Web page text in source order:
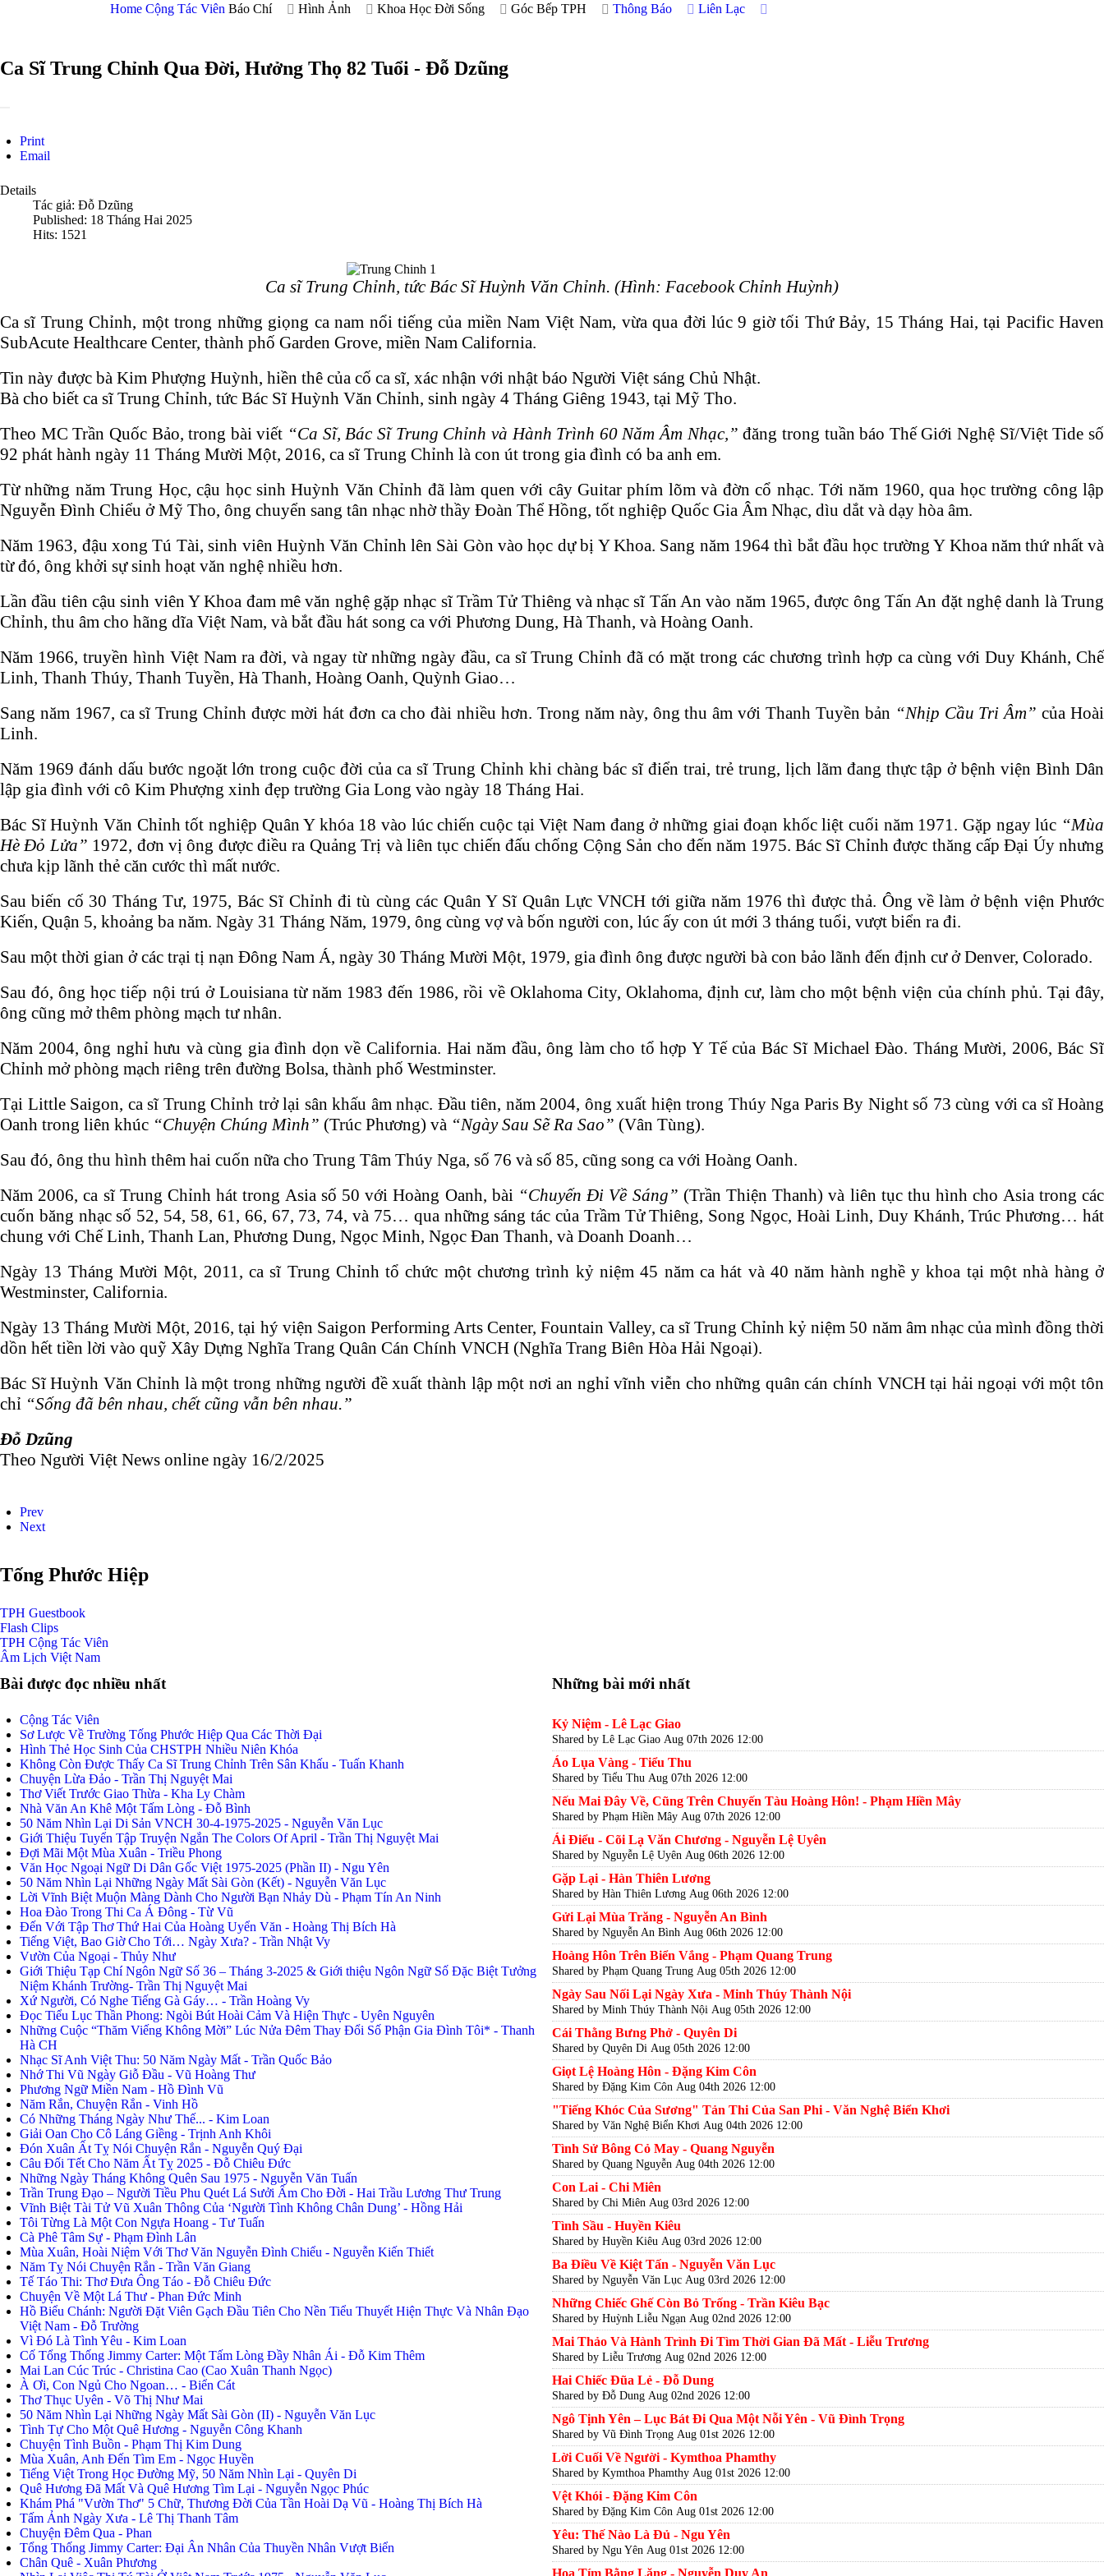
Home Cộng Tác Viên Báo Chí Hình Ảnh Khoa Học Đời Sống Góc Bếp TPH Thông Báo Liên Lạc
Ca Sĩ Trung Chỉnh Qua Đời, Hưởng Thọ 82 Tuổi - Đỗ Dzũng
Print
Email
Details
Tác giả: Đỗ Dzũng
Published: 18 Tháng Hai 2025
Hits: 1521
Ca sĩ Trung Chỉnh, tức Bác Sĩ Huỳnh Văn Chỉnh. (Hình: Facebook Chỉnh Huỳnh)
Ca sĩ Trung Chỉnh, một trong những giọng ca nam nổi tiếng của miền Nam Việt Nam, vừa qua đời lúc 9 giờ tối Thứ Bảy, 15 Tháng Hai, tại Pacific Haven
SubAcute Healthcare Center, thành phố Garden Grove, miền Nam California.
Tin này được bà Kim Phượng Huỳnh, hiền thê của cố ca sĩ, xác nhận với nhật báo Người Việt sáng Chủ Nhật.
Bà cho biết ca sĩ Trung Chỉnh, tức Bác Sĩ Huỳnh Văn Chỉnh, sinh ngày 4 Tháng Giêng 1943, tại Mỹ Tho.
Theo MC Trần Quốc Bảo, trong bài viết “Ca Sĩ, Bác Sĩ Trung Chỉnh và Hành Trình 60 Năm Âm Nhạc,” đăng trong tuần báo Thế Giới Nghệ Sĩ/Việt Tide số
92 phát hành ngày 11 Tháng Mười Một, 2016, ca sĩ Trung Chỉnh là con út trong gia đình có ba anh em.
Từ những năm Trung Học, cậu học sinh Huỳnh Văn Chỉnh đã làm quen với cây Guitar phím lõm và đờn cổ nhạc. Tới năm 1960, qua học trường công lập
Nguyễn Đình Chiểu ở Mỹ Tho, ông chuyển sang tân nhạc nhờ thầy Đoàn Thể Hồng, tốt nghiệp Quốc Gia Âm Nhạc, dìu dắt và dạy hòa âm.
Năm 1963, đậu xong Tú Tài, sinh viên Huỳnh Văn Chỉnh lên Sài Gòn vào học dự bị Y Khoa. Sang năm 1964 thì bắt đầu học trường Y Khoa năm thứ nhất và
từ đó, ông khởi sự sinh hoạt văn nghệ nhiều hơn.
Lần đầu tiên cậu sinh viên Y Khoa đam mê văn nghệ gặp nhạc sĩ Trầm Tử Thiêng và nhạc sĩ Tấn An vào năm 1965, được ông Tấn An đặt nghệ danh là Trung
Chỉnh, thu âm cho hãng dĩa Việt Nam, và bắt đầu hát song ca với Phương Dung, Hà Thanh, và Hoàng Oanh.
Năm 1966, truyền hình Việt Nam ra đời, và ngay từ những ngày đầu, ca sĩ Trung Chỉnh đã có mặt trong các chương trình hợp ca cùng với Duy Khánh, Chế
Linh, Thanh Thúy, Thanh Tuyền, Hà Thanh, Hoàng Oanh, Quỳnh Giao…
Sang năm 1967, ca sĩ Trung Chỉnh được mời hát đơn ca cho đài nhiều hơn. Trong năm này, ông thu âm với Thanh Tuyền bản “Nhịp Cầu Tri Âm” của Hoài
Linh.
Năm 1969 đánh dấu bước ngoặt lớn trong cuộc đời của ca sĩ Trung Chỉnh khi chàng bác sĩ điển trai, trẻ trung, lịch lãm đang thực tập ở bệnh viện Bình Dân
lập gia đình với cô Kim Phượng xinh đẹp trường Gia Long vào ngày 18 Tháng Hai.
Bác Sĩ Huỳnh Văn Chỉnh tốt nghiệp Quân Y khóa 18 vào lúc chiến cuộc tại Việt Nam đang ở những giai đoạn khốc liệt cuối năm 1971. Gặp ngay lúc “Mùa
Hè Đỏ Lửa” 1972, đơn vị ông được điều ra Quảng Trị và liên tục chiến đấu chống Cộng Sản cho đến năm 1975. Bác Sĩ Chỉnh được thăng cấp Đại Úy nhưng
chưa kịp lãnh thẻ căn cước thì mất nước.
Sau biến cố 30 Tháng Tư, 1975, Bác Sĩ Chỉnh đi tù cùng các Quân Y Sĩ Quân Lực VNCH tới giữa năm 1976 thì được thả. Ông về làm ở bệnh viện Phước
Kiến, Quận 5, khoảng ba năm. Ngày 31 Tháng Năm, 1979, ông cùng vợ và bốn người con, lúc ấy con út mới 3 tháng tuổi, vượt biển ra đi.
Sau một thời gian ở các trại tị nạn Đông Nam Á, ngày 30 Tháng Mười Một, 1979, gia đình ông được người bà con bảo lãnh đến định cư ở Denver, Colorado.
Sau đó, ông học tiếp nội trú ở Louisiana từ năm 1983 đến 1986, rồi về Oklahoma City, Oklahoma, định cư, làm cho một bệnh viện của chính phủ. Tại đây,
ông cũng mở thêm phòng mạch tư nhân.
Năm 2004, ông nghỉ hưu và cùng gia đình dọn về California. Hai năm đầu, ông làm cho tổ hợp Y Tế của Bác Sĩ Michael Đào. Tháng Mười, 2006, Bác Sĩ
Chỉnh mở phòng mạch riêng trên đường Bolsa, thành phố Westminster.
Tại Little Saigon, ca sĩ Trung Chỉnh trở lại sân khấu âm nhạc. Đầu tiên, năm 2004, ông xuất hiện trong Thúy Nga Paris By Night số 73 cùng với ca sĩ Hoàng
Oanh trong liên khúc “Chuyện Chúng Mình” (Trúc Phương) và “Ngày Sau Sẽ Ra Sao” (Vân Tùng).
Sau đó, ông thu hình thêm hai cuốn nữa cho Trung Tâm Thúy Nga, số 76 và số 85, cũng song ca với Hoàng Oanh.
Năm 2006, ca sĩ Trung Chỉnh hát trong Asia số 50 với Hoàng Oanh, bài “Chuyến Đi Về Sáng” (Trần Thiện Thanh) và liên tục thu hình cho Asia trong các
cuốn băng nhạc số 52, 54, 58, 61, 66, 67, 73, 74, và 75… qua những sáng tác của Trầm Tử Thiêng, Song Ngọc, Hoài Linh, Duy Khánh, Trúc Phương… hát
chung với Chế Linh, Thanh Lan, Phương Dung, Ngọc Minh, Ngọc Đan Thanh, và Doanh Doanh…
Ngày 13 Tháng Mười Một, 2011, ca sĩ Trung Chỉnh tổ chức một chương trình kỷ niệm 45 năm ca hát và 40 năm hành nghề y khoa tại một nhà hàng ở
Westminster, California.
Ngày 13 Tháng Mười Một, 2016, tại hý viện Saigon Performing Arts Center, Fountain Valley, ca sĩ Trung Chỉnh kỷ niệm 50 năm âm nhạc của mình đồng thời
dồn hết tiền lời vào quỹ Xây Dựng Nghĩa Trang Quân Cán Chính VNCH (Nghĩa Trang Biên Hòa Hải Ngoại).
Bác Sĩ Huỳnh Văn Chỉnh là một trong những người đề xuất thành lập một nơi an nghỉ vĩnh viễn cho những quân cán chính VNCH tại hải ngoại với một tôn
chỉ “Sống đã bên nhau, chết cũng vẫn bên nhau.”
Đỗ Dzũng
Theo Người Việt News online ngày 16/2/2025
Prev
Next
Tống Phước Hiệp
TPH Guestbook
Flash Clips
TPH Cộng Tác Viên
Âm Lịch Việt Nam
Bài được đọc nhiều nhất
Cộng Tác Viên
Sơ Lược Về Trường Tống Phước Hiệp Qua Các Thời Đại
Hình Thẻ Học Sinh Của CHSTPH Nhiều Niên Khóa
Không Còn Được Thấy Ca Sĩ Trung Chỉnh Trên Sân Khấu - Tuấn Khanh
Chuyện Lừa Đảo - Trần Thị Nguyệt Mai
Thơ Viết Trước Giao Thừa - Kha Ly Chàm
Nhà Văn An Khê Một Tấm Lòng - Đỗ Bình
50 Năm Nhìn Lại Di Sản VNCH 30-4-1975-2025 - Nguyễn Văn Lục
Giới Thiệu Tuyển Tập Truyện Ngắn The Colors Of April - Trần Thị Nguyệt Mai
Đợi Mãi Một Mùa Xuân - Triều Phong
Văn Học Ngoại Ngữ Di Dân Gốc Việt 1975-2025 (Phần II) - Ngu Yên
50 Năm Nhìn Lại Những Ngày Mất Sài Gòn (Kết) - Nguyễn Văn Lục
Lời Vĩnh Biệt Muộn Màng Dành Cho Người Bạn Nhảy Dù - Phạm Tín An Ninh
Hoa Đào Trong Thi Ca Á Đông - Từ Vũ
Đến Với Tập Thơ Thứ Hai Của Hoàng Uyển Văn - Hoàng Thị Bích Hà
Tiếng Việt, Bao Giờ Cho Tới… Ngày Xưa? - Trần Nhật Vy
Vườn Của Ngoại - Thủy Như
Giới Thiệu Tạp Chí Ngôn Ngữ Số 36 – Tháng 3-2025 & Giới thiệu Ngôn Ngữ Số Đặc Biệt Tưởng
Niệm Khánh Trường- Trần Thị Nguyệt Mai
Xứ Người, Có Nghe Tiếng Gà Gáy… - Trần Hoàng Vy
Đọc Tiểu Lục Thần Phong: Ngòi Bút Hoài Cảm Và Hiện Thực - Uyên Nguyên
Những Cuộc “Thăm Viếng Không Mời” Lúc Nửa Đêm Thay Đổi Số Phận Gia Đình Tôi* - Thanh
Hà CH
Nhạc Sĩ Anh Việt Thu: 50 Năm Ngày Mất - Trần Quốc Bảo
Nhớ Thi Vũ Ngày Giỗ Đầu - Vũ Hoàng Thư
Phương Ngữ Miền Nam - Hồ Đình Vũ
Năm Rắn, Chuyện Rắn - Vinh Hồ
Có Những Tháng Ngày Như Thế... - Kim Loan
Giải Oan Cho Cô Láng Giềng - Trịnh Anh Khôi
Đón Xuân Ất Tỵ Nói Chuyện Rắn - Nguyễn Quý Đại
Câu Đối Tết Cho Năm Ất Tỵ 2025 - Đỗ Chiêu Đức
Những Ngày Tháng Không Quên Sau 1975 - Nguyễn Văn Tuấn
Trần Trung Đạo – Người Tiều Phu Quét Lá Sưởi Ấm Cho Đời - Hai Trầu Lương Thư Trung
Vĩnh Biệt Tài Tử Vũ Xuân Thông Của ‘Người Tình Không Chân Dung’ - Hồng Hải
Tôi Từng Là Một Con Ngựa Hoang - Tư Tuấn
Cà Phê Tâm Sự - Phạm Đình Lân
Mùa Xuân, Hoài Niệm Với Thơ Văn Nguyễn Đình Chiểu - Nguyễn Kiến Thiết
Năm Tỵ Nói Chuyện Rắn - Trần Văn Giang
Tế Táo Thi: Thơ Đưa Ông Táo - Đỗ Chiêu Đức
Chuyện Về Một Lá Thư - Phan Đức Minh
Hồ Biểu Chánh: Người Đặt Viên Gạch Đầu Tiên Cho Nền Tiểu Thuyết Hiện Thực Và Nhân Đạo
Việt Nam - Đỗ Trường
Vì Đó Là Tình Yêu - Kim Loan
Cố Tổng Thống Jimmy Carter: Một Tấm Lòng Đầy Nhân Ái - Đỗ Kim Thêm
Mai Lan Cúc Trúc - Christina Cao (Cao Xuân Thanh Ngọc)
À Ơi, Con Ngủ Cho Ngoan… - Biển Cát
Thơ Thục Uyên - Võ Thị Như Mai
50 Năm Nhìn Lại Những Ngày Mất Sài Gòn (II) - Nguyễn Văn Lục
Tình Tự Cho Một Quê Hương - Nguyễn Công Khanh
Chuyện Tình Buồn - Phạm Thị Kim Dung
Mùa Xuân, Anh Đến Tìm Em - Ngọc Huyền
Tiếng Việt Trong Học Đường Mỹ, 50 Năm Nhìn Lại - Quyên Di
Quê Hương Đã Mất Và Quê Hương Tìm Lại - Nguyễn Ngọc Phúc
Khám Phá "Vườn Thơ" 5 Chữ, Thương Đời Của Tần Hoài Dạ Vũ - Hoàng Thị Bích Hà
Tấm Ảnh Ngày Xưa - Lê Thị Thanh Tâm
Chuyện Đêm Qua - Phan
Tổng Thống Jimmy Carter: Đại Ân Nhân Của Thuyền Nhân Vượt Biển
Chân Quê - Xuân Phương
Những bài mới nhất
Kỷ Niệm - Lê Lạc Giao
Shared by Lê Lạc Giao Aug 07th 2026 12:00
Áo Lụa Vàng - Tiểu Thu
Shared by Tiểu Thu Aug 07th 2026 12:00
Nếu Mai Đây Về, Cũng Trên Chuyến Tàu Hoàng Hôn! - Phạm Hiền Mây
Shared by Phạm Hiền Mây Aug 07th 2026 12:00
Ái Điểu - Cõi Lạ Văn Chương - Nguyễn Lệ Uyên
Shared by Nguyễn Lệ Uyên Aug 06th 2026 12:00
Gặp Lại - Hàn Thiên Lương
Shared by Hàn Thiên Lương Aug 06th 2026 12:00
Gửi Lại Mùa Trăng - Nguyễn An Bình
Shared by Nguyễn An Bình Aug 06th 2026 12:00
Hoàng Hôn Trên Biển Vắng - Phạm Quang Trung
Shared by Phạm Quang Trung Aug 05th 2026 12:00
Ngày Sau Nối Lại Ngày Xưa - Minh Thúy Thành Nội
Shared by Minh Thúy Thành Nội Aug 05th 2026 12:00
Cái Thằng Bưng Phở - Quyên Di
Shared by Quyên Di Aug 05th 2026 12:00
Giọt Lệ Hoàng Hôn - Đặng Kim Côn
Shared by Đặng Kim Côn Aug 04th 2026 12:00
"Tiếng Khóc Của Sương" Tản Thi Của San Phi - Văn Nghệ Biển Khơi
Shared by Văn Nghệ Biển Khơi Aug 04th 2026 12:00
Tình Sử Bông Cỏ May - Quang Nguyễn
Shared by Quang Nguyễn Aug 04th 2026 12:00
Con Lai - Chi Miên
Shared by Chi Miên Aug 03rd 2026 12:00
Tình Sầu - Huyền Kiêu
Shared by Huyền Kiêu Aug 03rd 2026 12:00
Ba Điều Về Kiệt Tấn - Nguyễn Văn Lục
Shared by Nguyễn Văn Lục Aug 03rd 2026 12:00
Những Chiếc Ghế Còn Bỏ Trống - Trần Kiêu Bạc
Shared by Huỳnh Liễu Ngạn Aug 02nd 2026 12:00
Mai Thảo Và Hành Trình Đi Tìm Thời Gian Đã Mất - Liễu Trương
Shared by Liễu Trương Aug 02nd 2026 12:00
Hai Chiếc Đũa Lẻ - Đỗ Dung
Shared by Đỗ Dung Aug 02nd 2026 12:00
Ngô Tịnh Yên – Lục Bát Đi Qua Một Nỗi Yên - Vũ Đình Trọng
Shared by Vũ Đình Trọng Aug 01st 2026 12:00
Lời Cuối Về Người - Kymthoa Phamthy
Shared by Kymthoa Phamthy Aug 01st 2026 12:00
Vệt Khói - Đặng Kim Côn
Shared by Đặng Kim Côn Aug 01st 2026 12:00
Yêu: Thế Nào Là Đủ - Ngu Yên
Shared by Ngu Yên Aug 01st 2026 12:00
Hoa Tím Bằng Lăng - Nguyễn Duy An